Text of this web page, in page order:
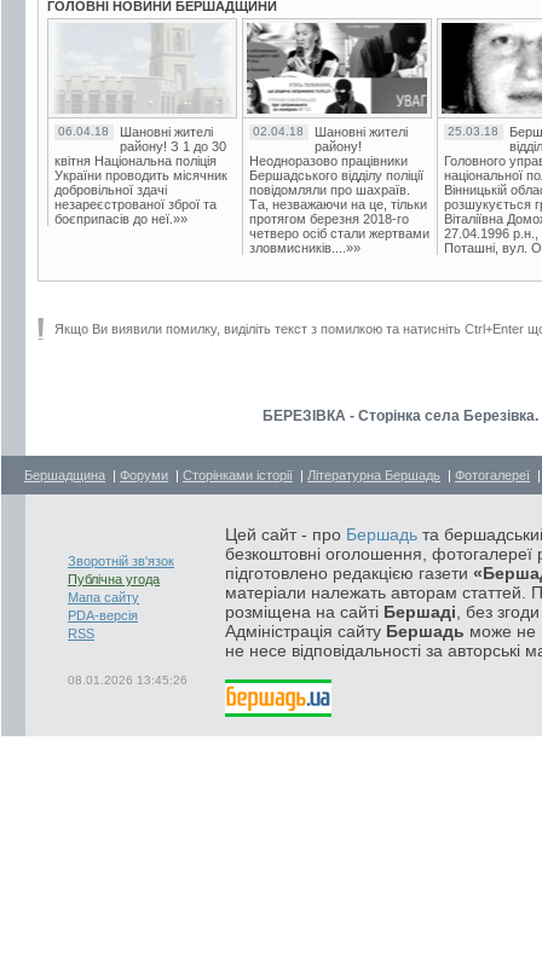
ГОЛОВНІ НОВИНИ БЕРШАДЩИНИ
06.04.18
Шановні жителі
району! З 1 до 30
квітня Національна поліція
України проводить місячник
добровільної здачі
незареєстрованої зброї та
боєприпасів до неї.»»
02.04.18
Шановні жителі
району!
Неодноразово працівники
Бершадського відділу поліції
повідомляли про шахраїв.
Та, незважаючи на це, тільки
протягом березня 2018-го
четверо осіб стали жертвами
зловмисників....»»
25.03.18
Головного
національної
Вінницькій
розшукується
Віталіївна
27.04.1996 р.н.,
Поташні, вул.
Якщо Ви виявили помилку, виділіть текст з помилкою та натисніть Ctrl+Enter
БЕРЕЗІВКА - Сторінка села
Бершадщина | Форуми | Сторінками історії | Літературна Бершадь | Фотогалереї
Зворотній зв'язок
Публічна угода
Мапа сайту
PDA-версія
RSS
08.01.2026 13:45:26
Цей сайт - про Бершадь та
безкоштовні оголошення, фотогалереї
підготовлено редакцією газети
матеріали належать авторам статтей.
розміщена на сайті Бершаді , без
Адміністрація сайту Бершадь може не
не несе відповідальності за авторські